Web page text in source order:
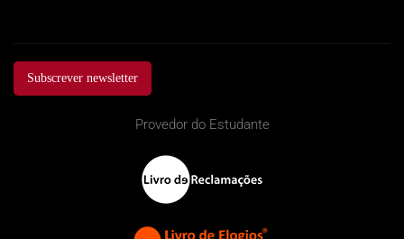
Subscrever newsletter
Provedor do Estudante